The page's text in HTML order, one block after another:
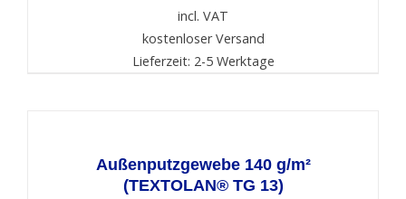
incl. VAT
kostenloser Versand
Lieferzeit: 2-5 Werktage
Außenputzgewebe 140 g/m²
(TEXTOLAN® TG 13)